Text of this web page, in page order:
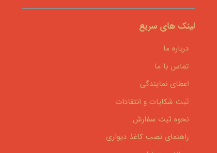
لینک های سریع
درباره ما
تماس با ما
اعطای نمایندگی
ثبت شکایات و انتقادات
نحوه ثبت سفارش
راهنمای نصب کاغذ دیواری